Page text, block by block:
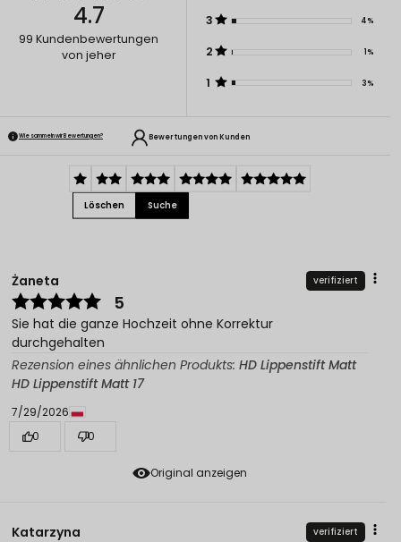
4.7
99 Kundenbewertungen
von jeher
3 4%
2 1%
1 3%
Wie sammeln wir Bewertungen? Bewertungen von Kunden
Löschen Suche
Original anzeigen
Żaneta verifiziert
5
Sie hat die ganze Hochzeit ohne Korrektur
durchgehalten
Rezension eines ähnlichen Produkts: HD Lippenstift Matt
HD Lippenstift Matt 17
7/29/2026
0
0
Katarzyna verifiziert